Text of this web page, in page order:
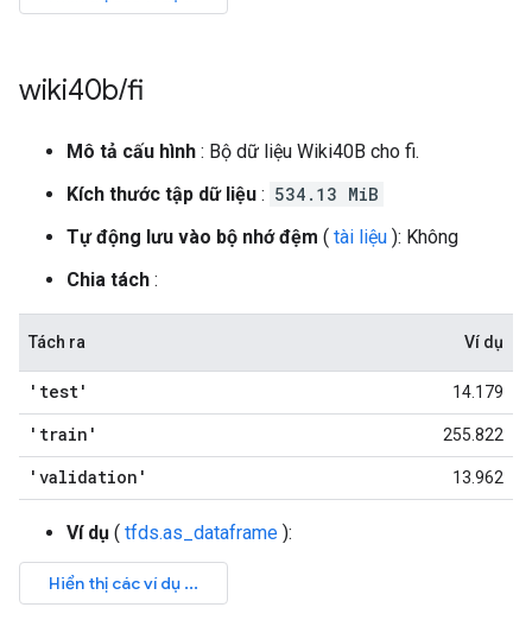
wiki40b/fi
Mô tả cấu hình : Bộ dữ liệu Wiki40B cho fi.
Kích thước tập dữ liệu : 534.13 MiB
Tự động lưu vào bộ nhớ đệm ( tài liệu ): Không
Chia tách :
Tách ra Ví dụ
'test' 14.179
'train' 255.822
'validation' 13.962
Ví dụ ( tfds.as_dataframe ):